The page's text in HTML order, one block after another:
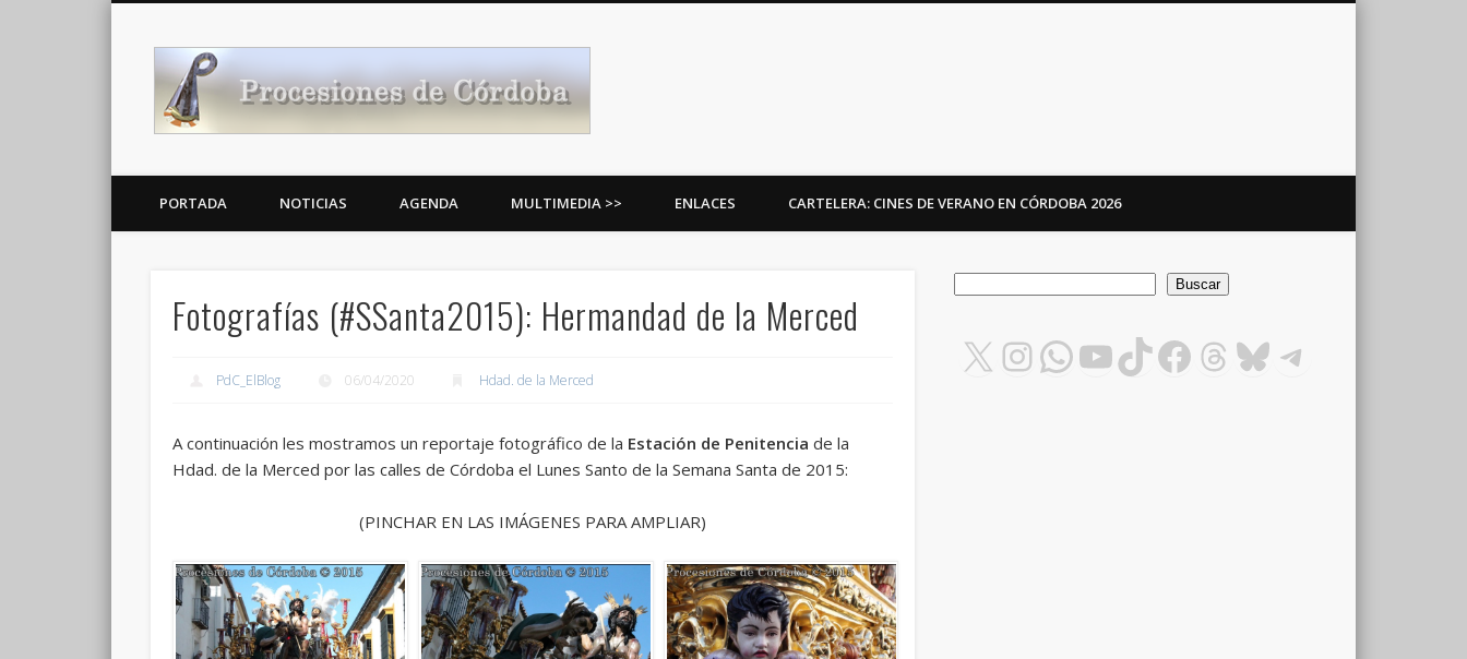
Noticias Cofrades
PORTADA NOTICIAS AGENDA MULTIMEDIA >> ENLACES CARTELERA: CINES DE VERANO EN CÓRDOBA 2026
Fotografías (#SSanta2015): Hermandad de la Merced
PdC_ElBlog 06/04/2020 Hdad. de la Merced
A continuación les mostramos un reportaje fotográfico de la Estación de Penitencia de la
Hdad. de la Merced por las calles de Córdoba el Lunes Santo de la Semana Santa de 2015:
(PINCHAR EN LAS IMÁGENES PARA AMPLIAR)
Buscar
X Instagram
WhatsApp
YouTube
TikTok
Facebook
Threads
Bluesky
Telegram